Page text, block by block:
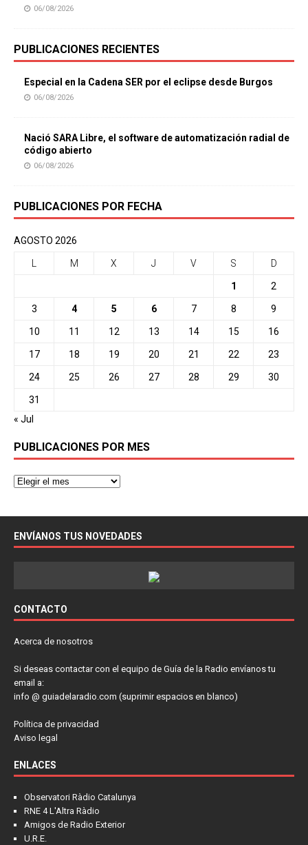
06/08/2026
PUBLICACIONES RECIENTES
Especial en la Cadena SER por el eclipse desde Burgos
06/08/2026
Nació SARA Libre, el software de automatización radial de
código abierto
06/08/2026
PUBLICACIONES POR FECHA
AGOSTO 2026
M X J V S D
1 2
3 4 5 6 7 8 9
10 11 12 13 14 15 16
17 18 19 20 21 22 23
24 25 26 27 28 29 30
31
« Jul
PUBLICACIONES POR MES
ENVÍANOS TUS NOVEDADES
CONTACTO
Acerca de nosotros
Si deseas contactar con el equipo de Guía de la Radio envíanos tu
email a:
info @ guiadelaradio.com (suprimir espacios en blanco)
Política de privacidad
Aviso legal
ENLACES
Observatori Ràdio Catalunya
RNE 4 L'Altra Ràdio
Amigos de Radio Exterior
U.R.E.